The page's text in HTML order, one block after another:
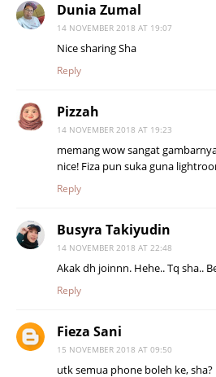
Dunia Zumal
14 NOVEMBER 2018 AT 19:07
Nice sharing Sha
Reply
Pizzah
14 NOVEMBER 2018 AT 19:23
memang wow sangat
nice! Fiza pun suka guna
Reply
Busyra Takiyudin
14 NOVEMBER 2018 AT 22:48
Akak dh joinnn. Hehe.. Tq sha..
Reply
Fieza Sani
15 NOVEMBER 2018 AT 09:50
utk semua phone boleh ke, sha?